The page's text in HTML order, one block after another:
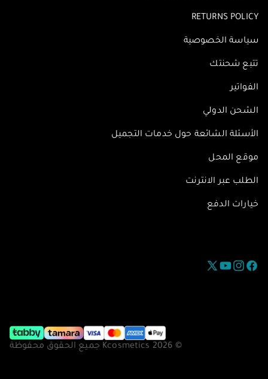
RETURNS POLICY
سياسة الخصوصية
تتبع شحنتك
الفواتير
الشحن الدولي
الأسئلة الشائعة حول خدمات التجميل
موقع المحل
الطلب عبر الانترنت
خيارات الدفع
فيسبوكإنستغرام
يوتيوب
تويتر
© Kcosmetics 2026 جميع الحقوق محفوظة